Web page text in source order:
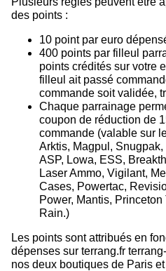
des points :
10 point par euro
400 points par filleul
points crédités sur votre
filleul ait passé
commande soit validée,
Chaque parrainage
coupon de réduction de
commande (valable sur
Arktis, Magpul,
ASP, Lowa, ESS,
Laser Ammo, Vigilant,
Cases, Powertac,
Power, Mantis,
Les points sont attribués en
dépenses sur terrang.fr
nos deux boutiques de Paris